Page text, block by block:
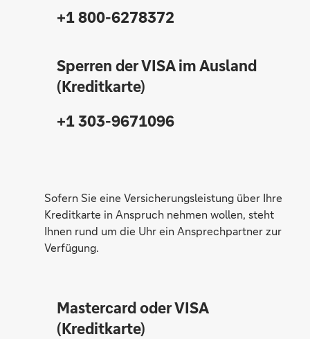
+1 800-6278372
Sperren der VISA im Ausland
(Kreditkarte)
+1 303-9671096
Sofern Sie eine Versicherungsleistung über Ihre
Kreditkarte in Anspruch nehmen wollen, steht
Ihnen rund um die Uhr ein Ansprechpartner zur
Verfügung.
Mastercard oder VISA
(Kreditkarte)